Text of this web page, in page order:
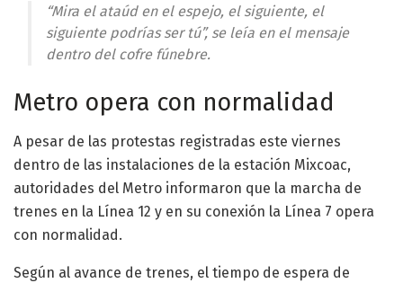
“Mira el ataúd en el espejo, el siguiente, el
siguiente podrías ser tú”, se leía en el mensaje
dentro del cofre fúnebre.
Metro opera con normalidad
A pesar de las protestas registradas este viernes
dentro de las instalaciones de la estación Mixcoac,
autoridades del Metro informaron que la marcha de
trenes en la Línea 12 y en su conexión la Línea 7 opera
con normalidad.
Según al avance de trenes, el tiempo de espera de